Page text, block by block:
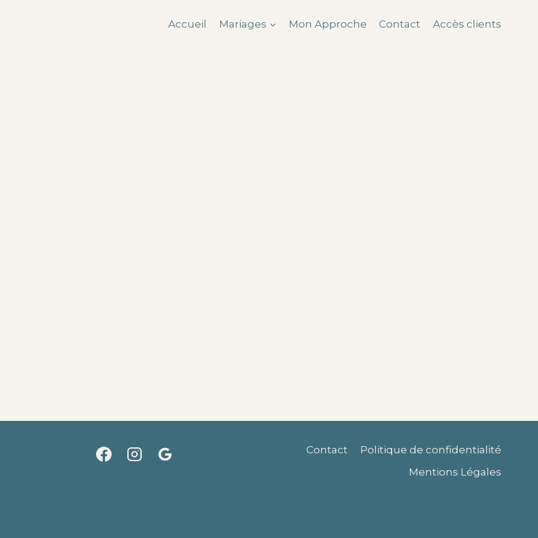
Accueil Mariages Mon Approche Contact Accès clients
Contact
Politique de confidentialité
Mentions Légales